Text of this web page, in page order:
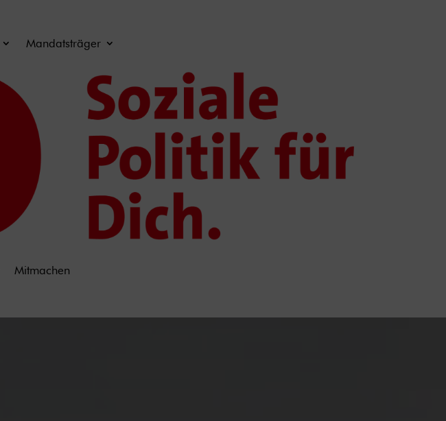
Mandatsträger
Mitmachen